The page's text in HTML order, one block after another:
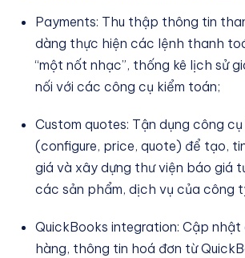
Payments: Thu thập thông tin
dàng thực hiện các lệnh thanh
“một nốt nhạc”, thống kê lịch sử
nối với các công cụ kiểm toán;
Custom quotes: Tận dụng công cụ
(configure, price, quote) để tạo,
giá và xây dựng thư viện báo giá
các sản phẩm, dịch vụ của công
QuickBooks integration: Cập nhật
hàng, thông tin hoá đơn từ